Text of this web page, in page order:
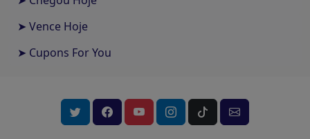
➤ Vence Hoje
➤ Cupons For You